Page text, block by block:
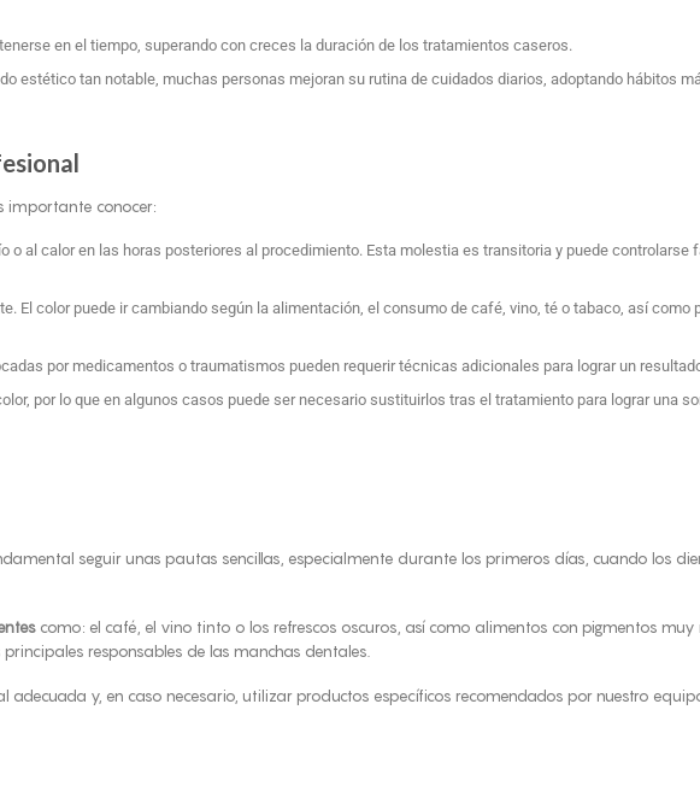
en el tiempo, superando con creces la duración de los tratamientos caseros.
estético tan notable, muchas personas mejoran su rutina de cuidados diarios, adoptando hábitos
importante conocer:
o al calor en las horas posteriores al procedimiento. Esta molestia es transitoria y puede controlarse
El color puede ir cambiando según la alimentación, el consumo de café, vino, té o tabaco, así como
por medicamentos o traumatismos pueden requerir técnicas adicionales para lograr un
por lo que en algunos casos puede ser necesario sustituirlos tras el tratamiento para lograr una
seguir unas pautas sencillas, especialmente durante los primeros días, cuando los
como: el café, el vino tinto o los refrescos oscuros, así como alimentos con pigmentos
responsables de las manchas dentales.
adecuada y, en caso necesario, utilizar productos específicos recomendados por nuestro